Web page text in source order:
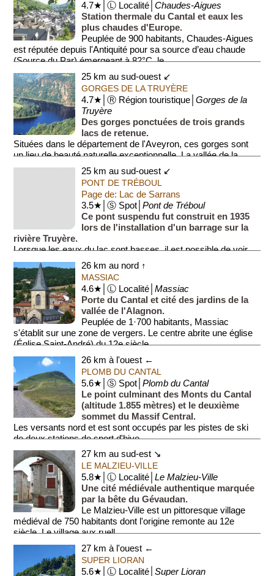
4.7★│Ⓛ Localité│Chaudes-Aigues
Station thermale du Cantal et eaux les
plus chaudes d'Europe.
Peuplée de 900 habitants, Chaudes-Aigues
est réputée depuis l'Antiquité pour sa source d’eau chaude
(Source du Par) émergeant à 82°C, le...
25 km au sud-ouest ↙
GORGES DE LA TRUYÈRE
4.7★│Ⓡ Région touristique│Gorges de la
Truyère
Des gorges ponctuées de trois grands
lacs de retenue.
Situées dans le département de l'Aveyron, ces gorges sont
un lieu de beauté naturelle exceptionnelle. La vallée de la
rivière Truyère se déploi...25 km au sud-ouest ↙
PONT DE TRÉBOUL
Page de: Lac de Sarrans
3.5★│Ⓢ Spot│Pont de Tréboul
Ce pont suspendu fut construit en 1935
lors de l'installation d'un barrage sur la
rivière Truyère.
Lorsque les eaux du lac sont basses, il est possible de voir
l'ancien pont de pierre construit au...
26 km au nord ↑
MASSIAC
4.6★│Ⓛ Localité│Massiac
Porte du Cantal et cité des jardins de la
vallée de l'Alagnon.
Peuplée de 1·700 habitants, Massiac
s'établit sur une zone de vergers. Le centre abrite une église
(Église Saint-André) du 12e siècle...
26 km à l'ouest ←
PLOMB DU CANTAL
5.6★│Ⓢ Spot│Plomb du Cantal
Le point culminant des Monts du Cantal
(altitude 1.855 mètres) et le deuxième
sommet du Massif Central.
Les versants nord et est sont occupés par les pistes de ski
de deux stations de sport d'hive...
27 km au sud-est ↘
LE MALZIEU-VILLE
5.8★│Ⓛ Localité│Le Malzieu-Ville
Une cité médiévale authentique marquée
par la bête du Gévaudan.
Le Malzieu-Ville est un pittoresque village
médiéval de 750 habitants dont l'origine remonte au 12e
siècle. Le village aux ruell...
27 km à l'ouest ←
SUPER LIORAN
5.6★│Ⓛ Localité│Super Lioran